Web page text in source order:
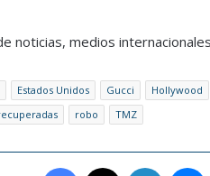
noticias, medios
Estados Unidos Gucci Hollywood
robo TMZ
Facebook LinkedIn